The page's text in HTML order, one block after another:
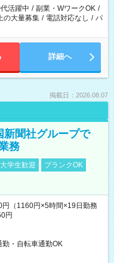
活躍中 / 副業・WワークOK /
の大量募集 / 電話対応なし / パ
詳細へ
掲載日：2026.08.07
新聞社グループで
務
大学生歓迎
ブランクOK
（1160円×5時間×19日勤務
円
勤・自転車通勤OK